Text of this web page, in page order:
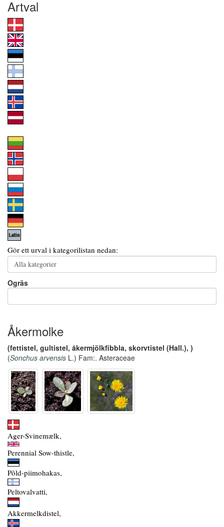
Artval
Gör ett urval i kategorilistan nedan:
Ogräs
Åkermolke
(fettistel, gultistel, åkermjölkfibbla, skorvtistel (Hall.), )
(Sonchus arvensis L.) Fam:. Asteraceae
Ager-Svinemælk,
Perennial Sow-thistle,
Põld-piimohakas,
Peltovalvatti,
Akkermelkdistel,